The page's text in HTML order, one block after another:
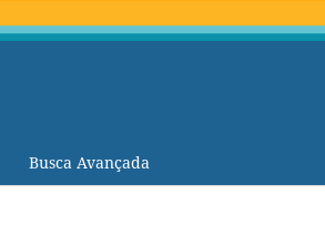
Busca Avançada